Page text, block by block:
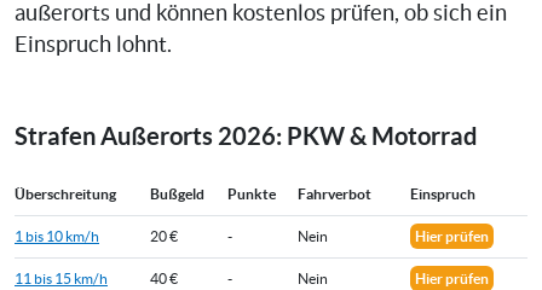
außerorts und können kostenlos prüfen, ob sich ein
Einspruch lohnt.
Strafen Außerorts 2026: PKW & Motorrad
Überschreitung Bußgeld Punkte Fahrverbot Einspruch
1 bis 10 km/h 20 € - Nein Hier prüfen
11 bis 15 km/h 40 € - Nein Hier prüfen